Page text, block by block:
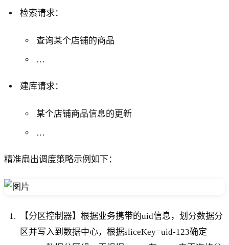
检索请求：
查询某个店铺的商品
…
建库请求：
某个店铺商品信息的更新
…
精准扇出调度策略示例如下：
【分区控制器】根据业务携带的uid信息，划分数据分
区并写入到数据中心，根据sliceKey=uid-123确定